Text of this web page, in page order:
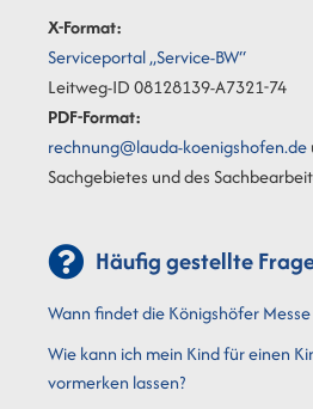
X-Format:
Serviceportal „Service-BW“
Leitweg-ID 08128139-A7321-74
PDF-Format:
rechnung@lauda-koenigshofen.de
Sachgebietes und des
Häufig gestellte
Wann findet die Königshöfer
Wie kann ich mein Kind für einen
vormerken lassen?